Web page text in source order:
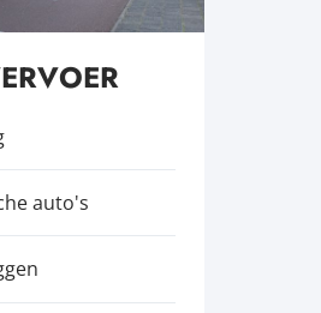
auto's